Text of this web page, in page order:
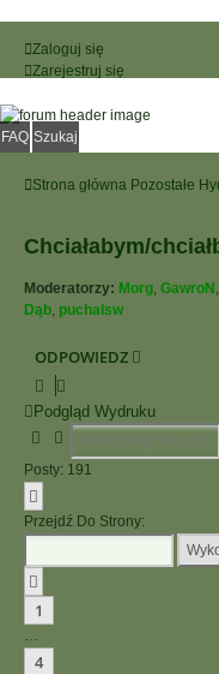
Zaloguj się
Zarejestruj się
FAQ Szukaj
Strona główna Pozostałe
Chciałabym/
Moderatorzy: Morg, GawroN ,
Dąb, puchalsw
ODPOWIEDZ
Podgląd Wydruku
SzukajWyszukiwanie
Posty: 191
Przejdź Do Strony:
1
…
4